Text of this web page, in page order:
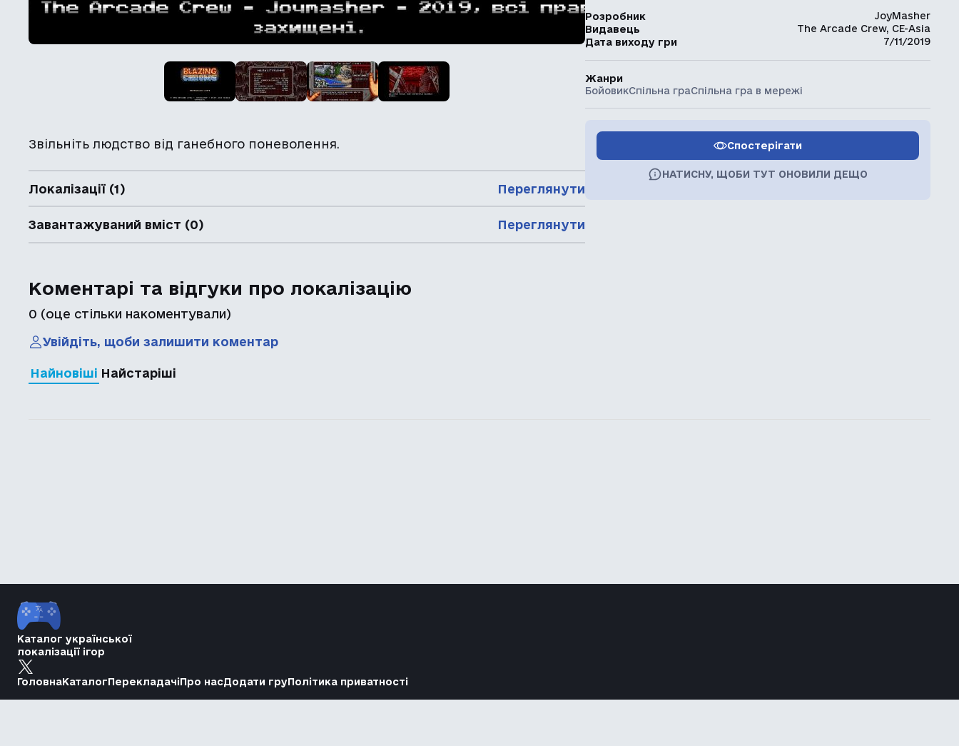
Звільніть людство від ганебного поневолення.
Локалізації (1) Переглянути
Завантажуваний вміст (0) Переглянути
Коментарі та відгуки про локалізацію
0 (оце стільки накоментували)
Увійдіть, щоби залишити коментар
Найновіші Найстаріші
Розробник
JoyMasher
Видавець
The Arcade Crew, CE-Asia
Дата виходу гри
7/11/2019
Жанри
БойовикСпільна граСпільна гра в мережі
Спостерігати
НАТИСНУ, ЩОБИ ТУТ ОНОВИЛИ ДЕЩО
Каталог української
локалізації ігор
ГоловнаКаталогПерекладачіПро насДодати груПолітика приватності